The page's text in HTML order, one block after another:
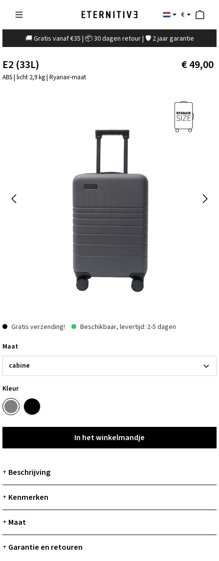
€
🚚 Gratis vanaf €35 | 📦 30 dagen retour | 🛡️ 2 jaar garantie
E2 (33L)
ABS | licht 2,9 kg | Ryanair-maat
€ 49,00
Gratis verzending!
Beschikbaar, levertijd: 2-5 dagen
Maat
Kleur
In het winkelmandje
In het winkelmandje
+ Beschrijving
+ Kenmerken
+ Maat
+ Garantie en retouren